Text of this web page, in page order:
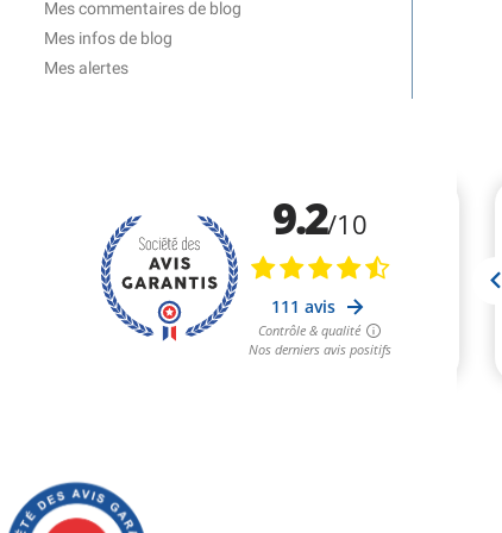
Mes commentaires de blog
Mes infos de blog
Mes alertes